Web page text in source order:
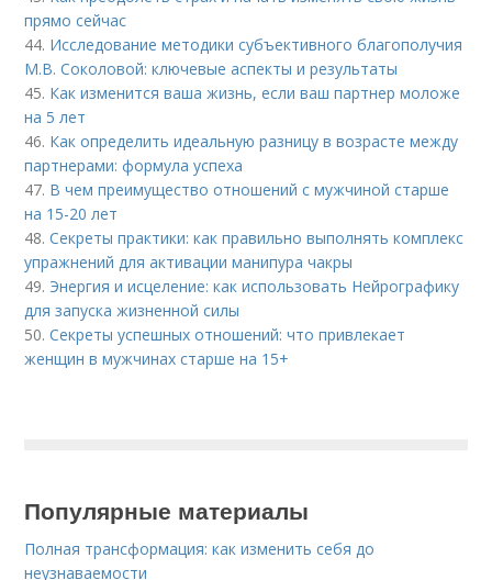
прямо сейчас
44. Исследование методики субъективного благополучия
М.В. Соколовой: ключевые аспекты и результаты
45. Как изменится ваша жизнь, если ваш партнер моложе
на 5 лет
46. Как определить идеальную разницу в возрасте между
партнерами: формула успеха
47. В чем преимущество отношений с мужчиной старше
на 15-20 лет
48.Секреты практики: как правильно выполнять комплекс
упражнений для активации манипура чакры
49. Энергия и исцеление: как использовать Нейрографику
для запуска жизненной силы
50.Секреты успешных отношений: что привлекает
женщин в мужчинах старше на 15+
Популярные материалы
Полная трансформация: как изменить себя до
неузнаваемости